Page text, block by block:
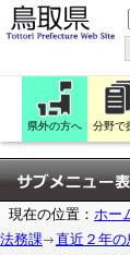
県外の方へ 分野で
現在の位置： ホー
法務課
直近２年